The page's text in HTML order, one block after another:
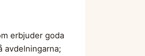
erbjuder goda
avdelningarna;